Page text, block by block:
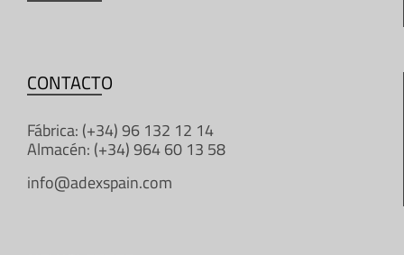
CONTACTO
Fábrica: (+34) 96 132 12 14
Almacén: (+34) 964 60 13 58
info@adexspain.com